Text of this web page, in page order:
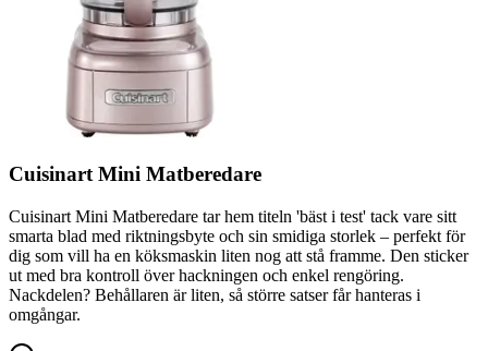
Cuisinart Mini Matberedare
Cuisinart Mini Matberedare tar hem titeln 'bäst i test' tack vare sitt
smarta blad med riktningsbyte och sin smidiga storlek – perfekt för
dig som vill ha en köksmaskin liten nog att stå framme. Den sticker
ut med bra kontroll över hackningen och enkel rengöring.
Nackdelen? Behållaren är liten, så större satser får hanteras i
omgångar.